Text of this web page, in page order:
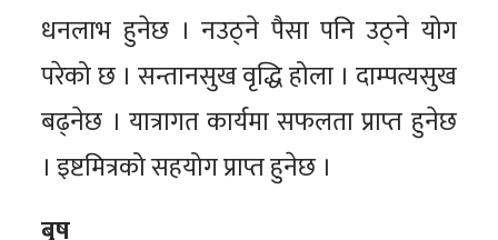
धनलाभ हुनेछ । नउठ्ने पैसा पनि उठ्ने योग
परेको छ । सन्तानसुख वृद्धि होला । दाम्पत्यसुख
बढ्नेछ । यात्रागत कार्यमा सफलता प्राप्त हुनेछ
। इष्टमित्रको सहयोग प्राप्त हुनेछ ।
बृष